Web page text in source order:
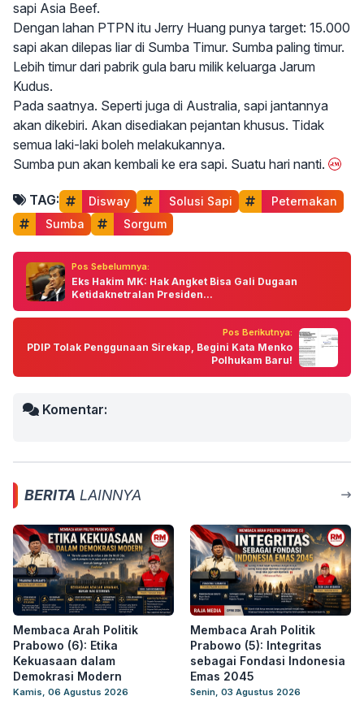
sapi Asia Beef.
Dengan lahan PTPN itu Jerry Huang punya target: 15.000
sapi akan dilepas liar di Sumba Timur. Sumba paling timur.
Lebih timur dari pabrik gula baru milik keluarga Jarum
Kudus.
Pada saatnya. Seperti juga di Australia, sapi jantannya
akan dikebiri. Akan disediakan pejantan khusus. Tidak
semua laki-laki boleh melakukannya.
Sumba pun akan kembali ke era sapi. Suatu hari nanti.
TAG: Disway Solusi Sapi
Peternakan
Sumba
Sorgum
Pos Sebelumnya:
Eks Hakim MK: Hak Angket Bisa Gali Dugaan
Ketidaknetralan Presiden...
Pos Berikutnya:
PDIP Tolak Penggunaan Sirekap, Begini Kata Menko
Polhukam Baru!
Komentar:
BERITA LAINNYA
Membaca Arah Politik
Prabowo (6): Etika
Kekuasaan dalam
Demokrasi Modern
Kamis, 06 Agustus 2026
Membaca Arah Politik
Prabowo (5): Integritas
sebagai Fondasi Indonesia
Emas 2045
Senin, 03 Agustus 2026